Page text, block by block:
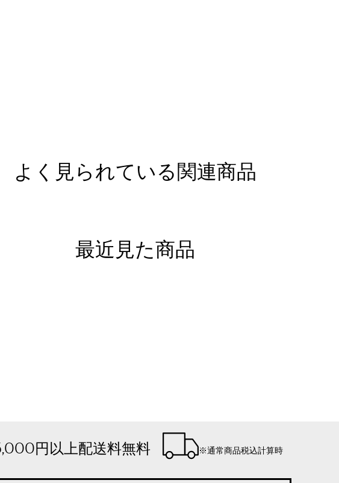
よく見られている関連商品
最近見た商品
円以上配送料無料 ※通常商品税込計算時